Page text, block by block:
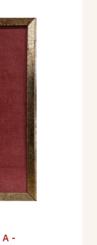
A -